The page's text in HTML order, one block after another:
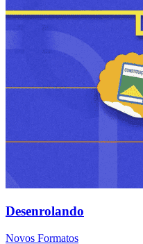
Desenrolando
Novos Formatos